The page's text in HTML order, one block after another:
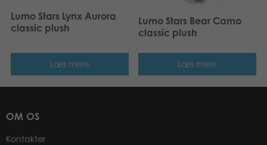
Lumo Stars Lynx Aurora
classic plush
Læs mere
Lumo Stars Bear Camo
classic plush
Læs mere
OM OS
Kontakter